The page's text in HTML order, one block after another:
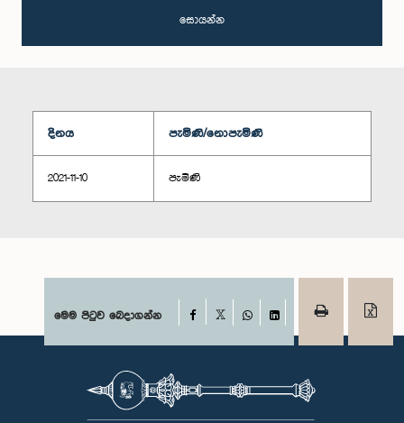
සොයන්න
දිනය පැමිණි/නොපැමිණි
2021-11-10 පැමිණි
මෙම පිටුව බෙදාගන්න Facebook
WhatsAppLinkedIn